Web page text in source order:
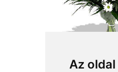
Az
Névnapi